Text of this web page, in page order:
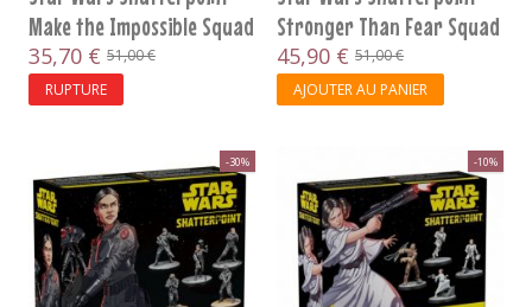
Make the Impossible Squad
35,70 € 51,00 €
RUPTURE
Stronger Than Fear Squad
45,90 € 51,00 €
AJOUTER AU PANIER
-30% -10%